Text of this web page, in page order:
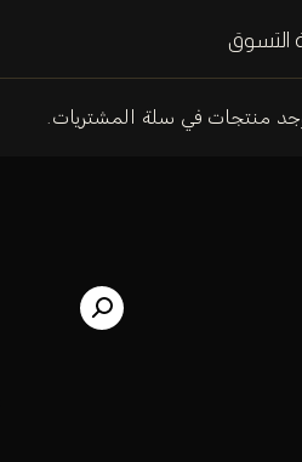
التسوق
منتجات في سلة المشتريات.